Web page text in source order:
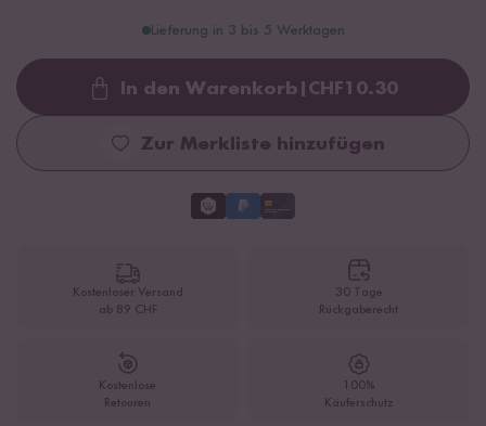
Lieferung in 3 bis 5 Werktagen
Loading...
In den Warenkorb CHF10.30
Zur Merkliste hinzufügen
Kostenloser Versand
ab 89 CHF
30 Tage
Rückgaberecht
Kostenlose
Retouren
100%
Käuferschutz